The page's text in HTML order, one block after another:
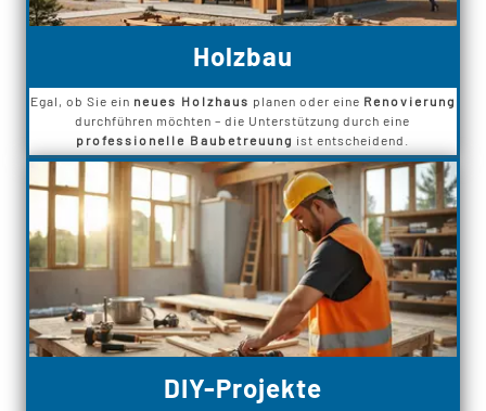
Holzbau
Egal, ob Sie ein neues Holzhaus planen oder eine Renovierung
durchführen möchten – die Unterstützung durch eine
professionelle Baubetreuung ist entscheidend.
DIY-Projekte